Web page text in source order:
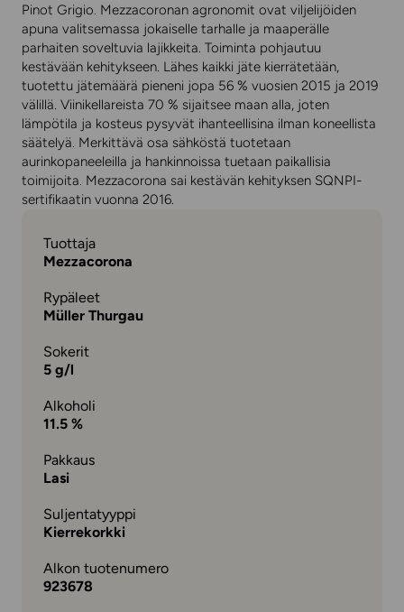
Pinot Grigio. Mezzacoronan agronomit ovat viljelijöiden
apuna valitsemassa jokaiselle tarhalle ja maaperälle
parhaiten soveltuvia lajikkeita. Toiminta pohjautuu
kestävään kehitykseen. Lähes kaikki jäte kierrätetään,
tuotettu jätemäärä pieneni jopa 56 % vuosien 2015 ja 2019
välillä. Viinikellareista 70 % sijaitsee maan alla, joten
lämpötila ja kosteus pysyvät ihanteellisina ilman koneellista
säätelyä. Merkittävä osa sähköstä tuotetaan
aurinkopaneeleilla ja hankinnoissa tuetaan paikallisia
toimijoita. Mezzacorona sai kestävän kehityksen SQNPI-
sertifikaatin vuonna 2016.
Tuottaja
Mezzacorona
Rypäleet
Müller Thurgau
Sokerit
5 g/l
Alkoholi
11.5 %
Pakkaus
Lasi
Suljentatyyppi
Kierrekorkki
Alkon tuotenumero
923678